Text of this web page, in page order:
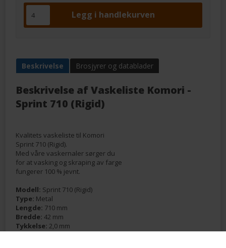
Beskrivelse Brosjyrer og datablader
Beskrivelse afVaskeliste Komori -
Sprint 710 (Rigid)
Kvalitets vaskeliste til Komori
Sprint 710 (Rigid).
Med våre vaskernaler sørger du
for at vasking og skraping av farge
fungerer 100 % jevnt.
Modell: Sprint 710 (Rigid)
Type: Metal
Lengde: 710 mm
Bredde:42 mm
Tykkelse: 2,0 mm